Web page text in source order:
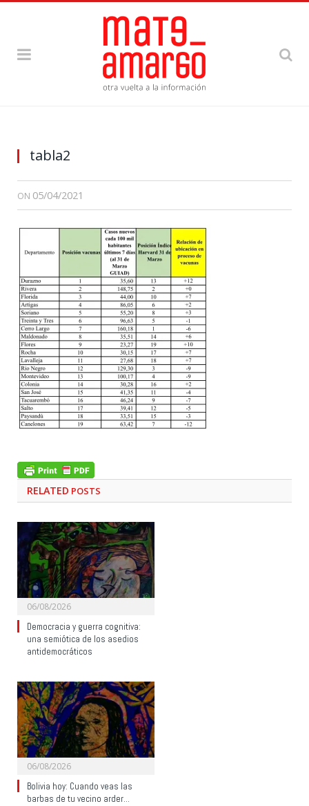
tabla2
ON 05/04/2021
RELATED POSTS
06/08/2026
Democracia y guerra cognitiva:
una semiótica de los asedios
antidemocráticos
06/08/2026
Bolivia hoy: Cuando veas las
barbas de tu vecino arder…